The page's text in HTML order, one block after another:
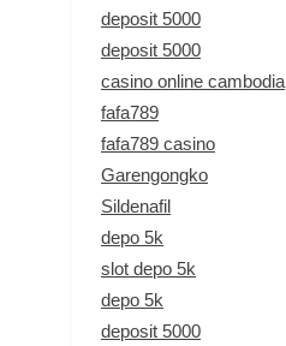
deposit 5000
deposit 5000
casino online cambodia
fafa789
fafa789 casino
Garengongko
Sildenafil
depo 5k
slot depo 5k
depo 5k
deposit 5000